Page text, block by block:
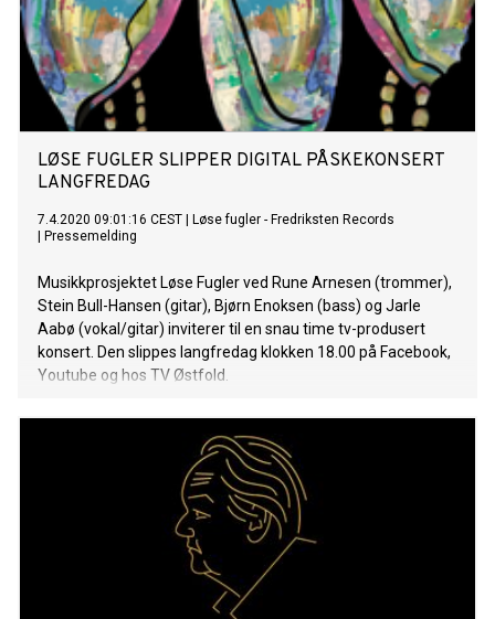
LØSE FUGLER SLIPPER DIGITAL PÅSKEKONSERT
LANGFREDAG
7.4.2020 09:01:16 CEST
Løse fugler - Fredriksten Records
Pressemelding
Musikkprosjektet Løse Fugler ved Rune Arnesen (trommer),
Stein Bull-Hansen (gitar), Bjørn Enoksen (bass) og Jarle
Aabø (vokal/gitar) inviterer til en snau time tv-produsert
konsert. Den slippes langfredag klokken 18.00 på Facebook,
Youtube og hos TV Østfold.